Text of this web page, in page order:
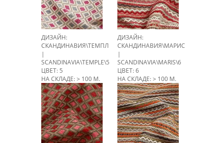
ДИЗАЙН:
СКАНДИНАВИЯ\ТЕМПЛ
|
SCANDINAVIA\TEMPLE\5
ЦВЕТ: 5
НА СКЛАДЕ: > 100 М.
ДИЗАЙН:
СКАНДИНАВИЯ\МАРИС
|
SCANDINAVIA\MARIS\6
ЦВЕТ: 6
НА СКЛАДЕ: > 100 М.